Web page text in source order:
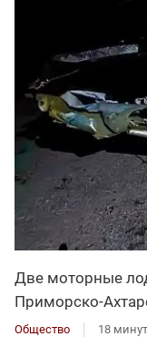
Две моторные
Приморско-
Общество 18